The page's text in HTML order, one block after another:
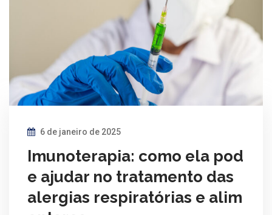
6 de janeiro de 2025
Imunoterapia: como ela pod
e ajudar no tratamento das
alergias respiratórias e alim